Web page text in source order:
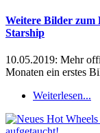
Weitere Bilder zum
Starship
10.05.2019: Mehr
Monaten ein erstes
Weiterlesen...